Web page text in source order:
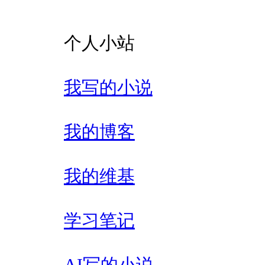
个人小站
我写的小说
我的博客
我的维基
学习笔记